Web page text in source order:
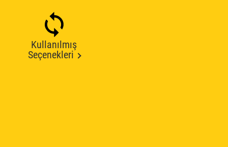
Kullanılmış
Seçenekleri